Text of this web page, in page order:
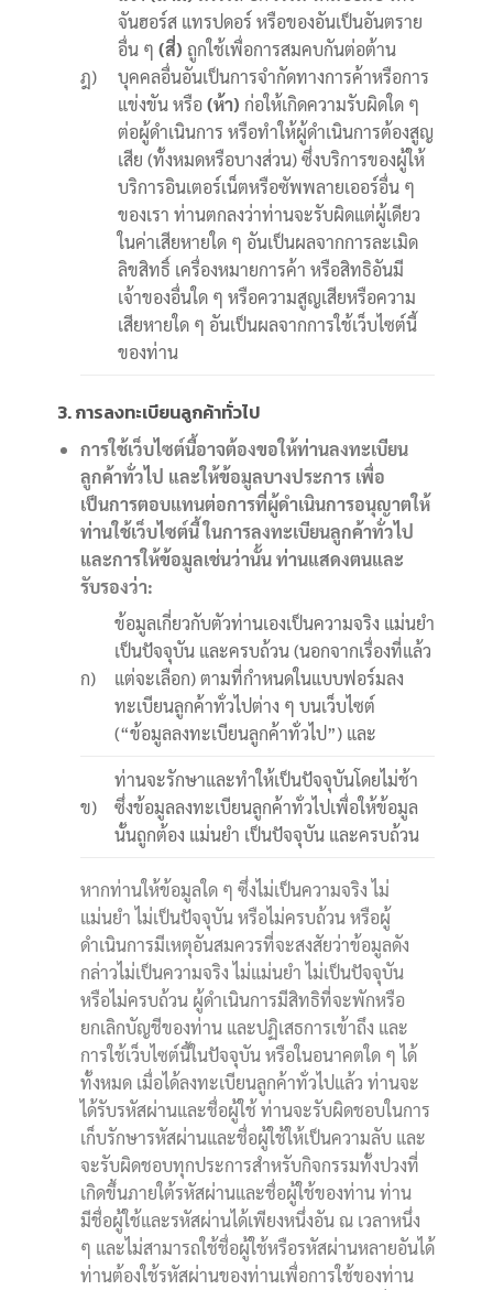
ฎ)
จันฮอร์ส แทรปดอร์ หรือของอันเป็นอันตราย
อื่น ๆ (สี่) ถูกใช้เพื่อการสมคบกันต่อต้าน
บุคคลอื่นอันเป็นการจำกัดทางการค้าหรือการ
แข่งขัน หรือ(ห้า) ก่อให้เกิดความรับผิดใด ๆ
ต่อผู้ดำเนินการ หรือทำให้ผู้ดำเนินการต้องสูญ
เสีย (ทั้งหมดหรือบางส่วน) ซึ่งบริการของผู้ให้
บริการอินเตอร์เน็ตหรือซัพพลายเออร์อื่น ๆ
ของเรา ท่านตกลงว่าท่านจะรับผิดแต่ผู้เดียว
ในค่าเสียหายใด ๆ อันเป็นผลจากการละเมิด
ลิขสิทธิ์ เครื่องหมายการค้า หรือสิทธิอันมี
เจ้าของอื่นใด ๆ หรือความสูญเสียหรือความ
เสียหายใด ๆ อันเป็นผลจากการใช้เว็บไซต์นี้
ของท่าน
3. การลงทะเบียนลูกค้าทั่วไป
การใช้เว็บไซต์นี้อาจต้องขอให้ท่านลงทะเบียน
ลูกค้าทั่วไป และให้ข้อมูลบางประการ เพื่อ
เป็นการตอบแทนต่อการที่ผู้ดำเนินการอนุญาตให้
ท่านใช้เว็บไซต์นี้ ในการลงทะเบียนลูกค้าทั่วไป
และการให้ข้อมูลเช่นว่านั้น ท่านแสดงตนและ
รับรองว่า:
ก)
ข้อมูลเกี่ยวกับตัวท่านเองเป็นความจริง แม่นยำ
เป็นปัจจุบัน และครบถ้วน (นอกจากเรื่องที่แล้ว
แต่จะเลือก) ตามที่กำหนดในแบบฟอร์มลง
ทะเบียนลูกค้าทั่วไปต่าง ๆ บนเว็บไซต์
(“ข้อมูลลงทะเบียนลูกค้าทั่วไป”) และ
ข)
ท่านจะรักษาและทำให้เป็นปัจจุบันโดยไม่ช้า
ซึ่งข้อมูลลงทะเบียนลูกค้าทั่วไปเพื่อให้ข้อมูล
นั้นถูกต้อง แม่นยำ เป็นปัจจุบัน และครบถ้วน
หากท่านให้ข้อมูลใด ๆ ซึ่งไม่เป็นความจริง ไม่
แม่นยำ ไม่เป็นปัจจุบัน หรือไม่ครบถ้วน หรือผู้
ดำเนินการมีเหตุอันสมควรที่จะสงสัยว่าข้อมูลดัง
กล่าวไม่เป็นความจริง ไม่แม่นยำ ไม่เป็นปัจจุบัน
หรือไม่ครบถ้วน ผู้ดำเนินการมีสิทธิที่จะพักหรือ
ยกเลิกบัญชีของท่าน และปฏิเสธการเข้าถึง และ
การใช้เว็บไซต์นี้ในปัจจุบัน หรือในอนาคตใด ๆ ได้
ทั้งหมด เมื่อได้ลงทะเบียนลูกค้าทั่วไปแล้ว ท่านจะ
ได้รับรหัสผ่านและชื่อผู้ใช้ ท่านจะรับผิดชอบในการ
เก็บรักษารหัสผ่านและชื่อผู้ใช้ให้เป็นความลับ และ
จะรับผิดชอบทุกประการสำหรับกิจกรรมทั้งปวงที่
เกิดขึ้นภายใต้รหัสผ่านและชื่อผู้ใช้ของท่าน ท่าน
มีชื่อผู้ใช้และรหัสผ่านได้เพียงหนึ่งอัน ณ เวลาหนึ่ง
ๆ และไม่สามารถใช้ชื่อผู้ใช้หรือรหัสผ่านหลายอันได้
ท่านต้องใช้รหัสผ่านของท่านเพื่อการใช้ของท่าน